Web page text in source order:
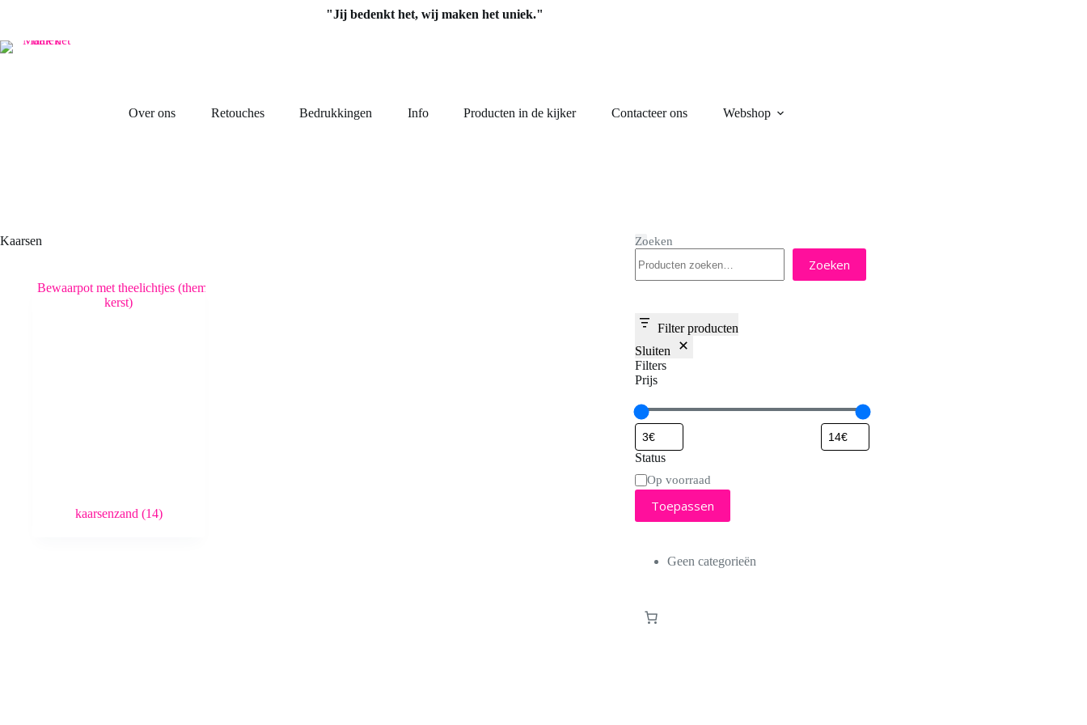
inhoud
"Jij bedenkt het, wij maken het uniek."
Over ons Retouches Bedrukkingen Info Producten in de kijker Contacteer ons Webshop
Kaarsen
kaarsenzand (14)
Zoeken
Zoeken
Filter producten
Sluiten
Filters
Prijs
Status
StatusOp voorraad
Toepassen
Geen categorieën